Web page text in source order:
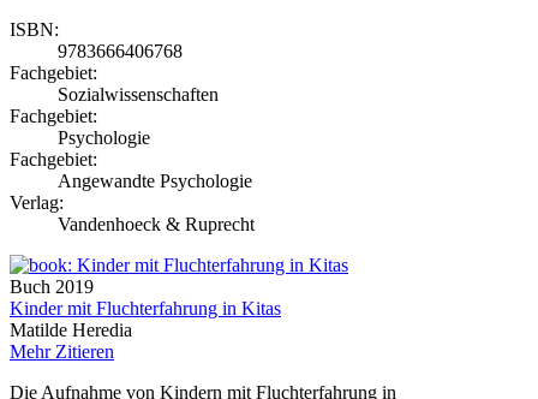
ISBN:
9783666406768
Fachgebiet:
Sozialwissenschaften
Fachgebiet:
Psychologie
Fachgebiet:
Angewandte Psychologie
Verlag:
Vandenhoeck & Ruprecht
Buch 2019
Kinder mit Fluchterfahrung in Kitas
Matilde Heredia
Mehr Zitieren
Die Aufnahme von Kindern mit Fluchterfahrung in